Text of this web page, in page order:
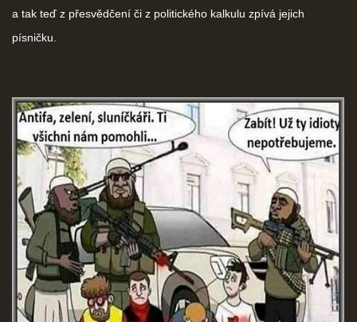
a tak teď z přesvědčení či z politického kalkulu zpívá jejich
písničku.